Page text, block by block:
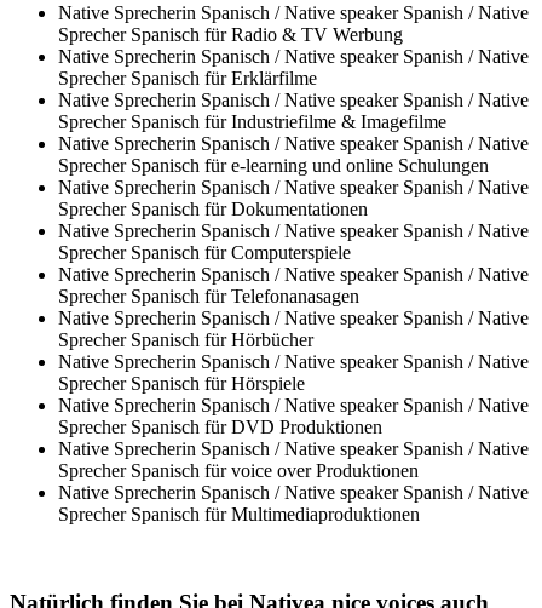
Native Sprecherin Spanisch / Native speaker Spanish / Native
Sprecher Spanisch für Radio & TV Werbung
Native Sprecherin Spanisch / Native speaker Spanish / Native
Sprecher Spanisch für Erklärfilme
Native Sprecherin Spanisch / Native speaker Spanish / Native
Sprecher Spanisch für Industriefilme & Imagefilme
Native Sprecherin Spanisch / Native speaker Spanish / Native
Sprecher Spanisch für e-learning und online Schulungen
Native Sprecherin Spanisch / Native speaker Spanish / Native
Sprecher Spanisch für Dokumentationen
Native Sprecherin Spanisch / Native speaker Spanish / Native
Sprecher Spanisch für Computerspiele
Native Sprecherin Spanisch / Native speaker Spanish / Native
Sprecher Spanisch für Telefonanasagen
Native Sprecherin Spanisch / Native speaker Spanish / Native
Sprecher Spanisch für Hörbücher
Native Sprecherin Spanisch / Native speaker Spanish / Native
Sprecher Spanisch für Hörspiele
Native Sprecherin Spanisch / Native speaker Spanish / Native
Sprecher Spanisch für DVD Produktionen
Native Sprecherin Spanisch / Native speaker Spanish / Native
Sprecher Spanisch für voice over Produktionen
Native Sprecherin Spanisch / Native speaker Spanish / Native
Sprecher Spanisch für Multimediaproduktionen
Natürlich finden Sie bei Nativea nice voices auch